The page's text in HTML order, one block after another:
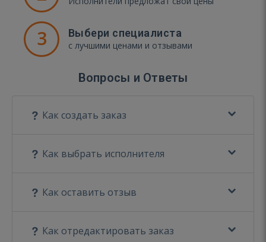
3 Выбери специалиста
с лучшими ценами и отзывами
Вопросы и Ответы
Как создать заказ
Как выбрать исполнителя
Как оставить отзыв
Как отредактировать заказ